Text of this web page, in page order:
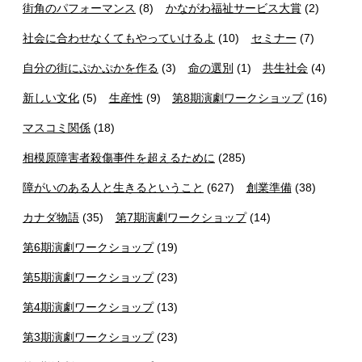
街角のパフォーマンス (8) かながわ福祉サービス大賞(2)
社会に合わせなくてもやっていけるよ (10) セミナー (7)
自分の街にぷかぷかを作る (3) 命の選別 (1) 共生社会 (4)
新しい文化 (5) 生産性 (9) 第8期演劇ワークショップ(16)
マスコミ関係 (18)
相模原障害者殺傷事件を超えるために (285)
障がいのある人と生きるということ (627) 創業準備(38)
カナダ物語 (35) 第7期演劇ワークショップ(14)
第6期演劇ワークショップ(19)
第5期演劇ワークショップ(23)
第4期演劇ワークショップ(13)
第3期演劇ワークショップ(23)